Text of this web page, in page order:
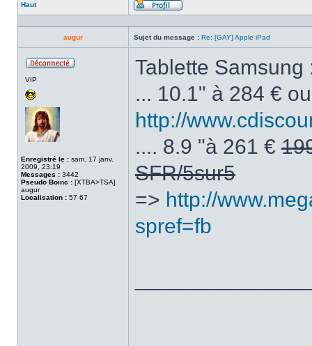
Haut
Profil
augur Sujet du message : Re: [GAY] Apple iPad
VIP
Enregistré le : sam. 17 janv.
2009, 23:19
Messages : 3442
Pseudo Boinc : [XTBA>TSA]
augur
Localisation : 57 67
Tablette Samsung
... 10.1" à 284 €
http://
.... 8.9 "à 261 €
SFR/5sur5
=> http://
spref=fb